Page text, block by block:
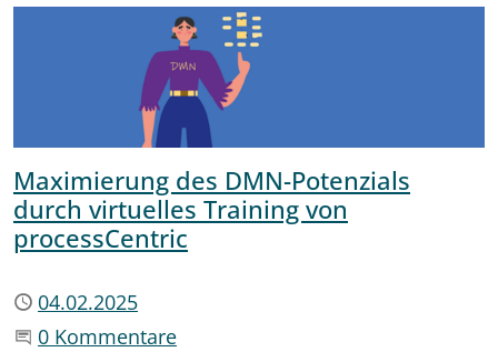
Maximierung des DMN-Potenzials
durch virtuelles Training von
processCentric
Publiziert
04.02.2025
Beginne eine Unterhaltung
0 Kommentare